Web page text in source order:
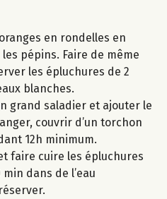
en rondelles en
pépins. Faire de même
les épluchures de 2
blanches.
grand saladier et ajouter le
couvrir d’un torchon
12h minimum.
faire cuire les épluchures
dans de l’eau